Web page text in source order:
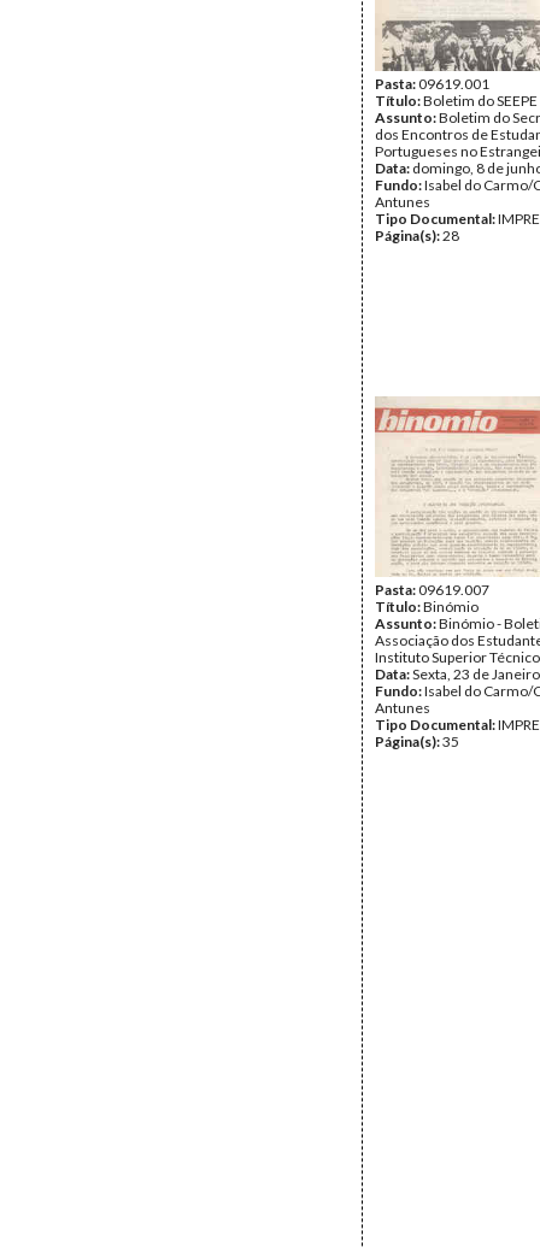
Pasta:09619.001
Título:Boletim do SEEPE
Assunto:Boletim do
dos Encontros de
Portugueses no
Data: domingo, 8 de
Fundo:Isabel do Carmo/
Antunes
Tipo Documental:
Página(s):28
Pasta:09619.007
Título:Binómio
Assunto:Binómio -
Associação dos
Instituto Superior Técnico
Data:Sexta, 23 de
Fundo:Isabel do Carmo/
Antunes
Tipo Documental:
Página(s):35